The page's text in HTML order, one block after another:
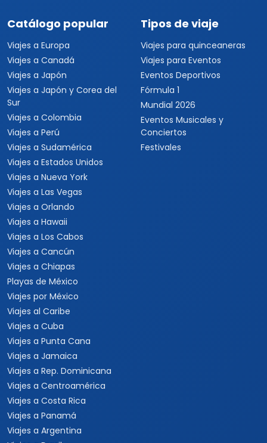
Catálogo popular
Viajes a Europa
Viajes a Canadá
Viajes a Japón
Viajes a Japón y Corea del
Sur
Viajes a Colombia
Viajes a Perú
Viajes a Sudamérica
Viajes a Estados Unidos
Viajes a Nueva York
Viajes a Las Vegas
Viajes a Orlando
Viajes a Hawaii
Viajes a Los Cabos
Viajes a Cancún
Viajes a Chiapas
Playas de México
Viajes por México
Viajes al Caribe
Viajes a Cuba
Viajes a Punta Cana
Viajes a Jamaica
Viajes a Rep. Dominicana
Viajes a Centroamérica
Viajes a Costa Rica
Viajes a Panamá
Viajes a Argentina
Tipos de viaje
Viajes para quinceaneras
Viajes para Eventos
Eventos Deportivos
Fórmula 1
Mundial 2026
Eventos Musicales y
Conciertos
Festivales